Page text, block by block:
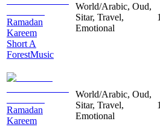
Ramadan
Kareem
Short A
ForestMusic
World/Arabic, Oud,
Sitar, Travel,
Emotional
Ramadan
Kareem
World/Arabic, Oud,
Sitar, Travel,
Emotional